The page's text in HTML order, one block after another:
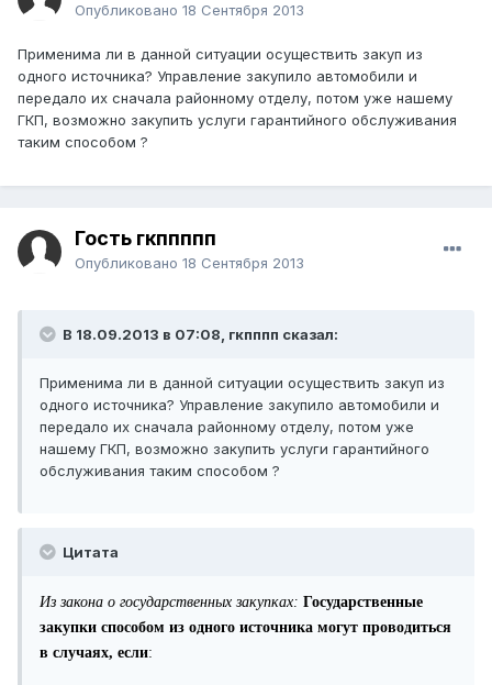
Опубликовано 18 Сентября 2013
Применима ли в данной ситуации осуществить закуп из
одного источника? Управление закупило автомобили и
передало их сначала районному отделу, потом уже нашему
ГКП, возможно закупить услуги гарантийного обслуживания
таким способом ?
Гость гкппппп
Опубликовано 18 Сентября 2013
В 18.09.2013 в 07:08, гкпппп сказал:
Применима ли в данной ситуации осуществить закуп из
одного источника? Управление закупило автомобили и
передало их сначала районному отделу, потом уже
нашему ГКП, возможно закупить услуги гарантийного
обслуживания таким способом ?
Цитата
Из закона о государственных закупках: Государственные
закупки способом из одного источника могут проводиться
в случаях, если: